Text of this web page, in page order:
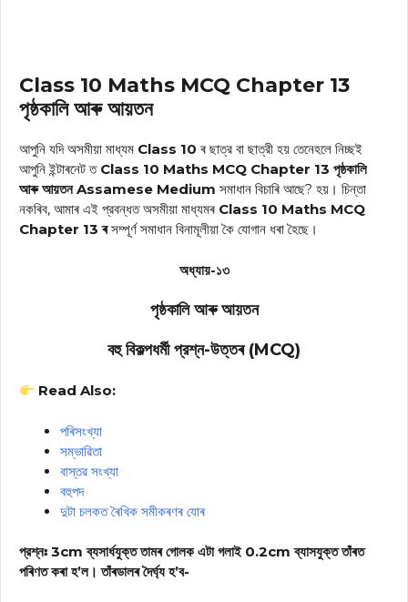
Class 10 Maths MCQ Chapter 13
পৃষ্ঠকালি আৰু আয়তন
আপুনি যদি অসমীয়া মাধ্যম Class 10 ৰ ছাত্র বা ছাত্রী হয় তেনেহলে নিচ্ছই
আপুনি ইন্টাৰনেট ত Class 10 Maths MCQ Chapter 13 পৃষ্ঠকালি
আৰু আয়তন Assamese Medium সমাধান বিচাৰি আছে? হয়। চিন্তা
নকৰিব, আমাৰ এই প্রবন্ধত অসমীয়া মাধ্যমৰ Class 10 Maths MCQ
Chapter 13 ৰসম্পূৰ্ণ সমাধান বিনামূলীয়া কৈ যোগান ধৰা হৈছে।
অধ্যায়-১৩
পৃষ্ঠকালি আৰু আয়তন
বহু বিকল্পধর্মী প্রশ্ন-উত্তৰ (MCQ)
Read Also:
পৰিসংখ্যা
সম্ভাৱিতা
বাস্তৱ সংখ্যা
বহুপদ
দুটা চলকত ৰৈখিক সমীকৰণৰ যোৰ
প্রশ্নঃ 3cm ব্যসার্ধযুক্ত তামৰ গোলক এটা গলাই 0.2cm ব্যাসযুক্ত তাঁৰত
পৰিণত কৰা হ’ল। তাঁৰডালৰ দৈৰ্ঘ্য হ’ব-